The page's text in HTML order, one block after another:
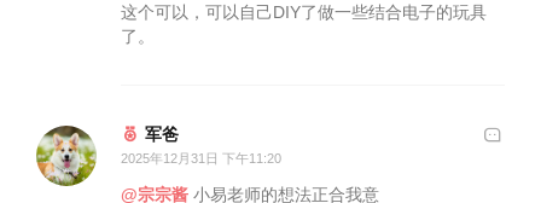
这个可以，可以自己DIY了做一些结合电子的玩具
了。
军爸
2025年12月31日 下午11:20
@宗宗酱 小易老师的想法正合我意